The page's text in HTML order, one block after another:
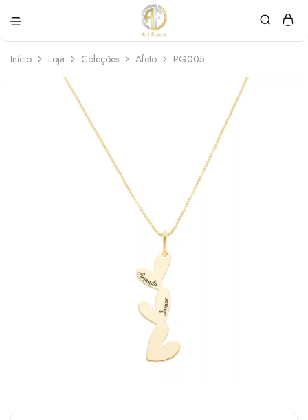
Force
personalizadas
Início Loja Coleções Afeto PG005